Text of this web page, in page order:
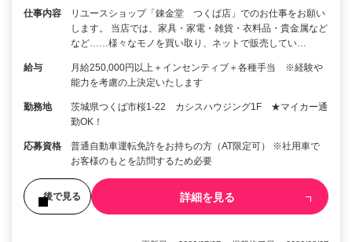
仕事内容
リユースショップ「錬金堂 つくば店」でのお仕事をお願い
します。 当店では、家具・家電・雑貨・衣料品・貴金属など
など……様々なモノを買い取り、ネットで販売してい…
給与
月給250,000円以上＋インセンティブ＋各種手当 ※経験や
能力を考慮の上決定いたします
勤務地
茨城県つくば市桜1-22 カシスハウジング1F ★マイカー通
勤OK！
応募資格
普通自動車運転免許をお持ちの方（AT限定可） ※社用車で
お客様のもとを訪問するため必要
後で見る 詳細を見る